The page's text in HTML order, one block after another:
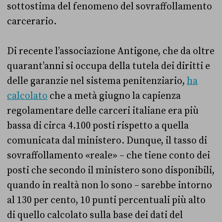
sottostima del fenomeno del sovraffollamento
carcerario.
Di recente l’associazione Antigone, che da oltre
quarant’anni si occupa della tutela dei diritti e
delle garanzie nel sistema penitenziario, ha
calcolato che a metà giugno la capienza
regolamentare delle carceri italiane era più
bassa di circa 4.100 posti rispetto a quella
comunicata dal ministero. Dunque, il tasso di
sovraffollamento «reale» – che tiene conto dei
posti che secondo il ministero sono disponibili,
quando in realtà non lo sono – sarebbe intorno
al 130 per cento, 10 punti percentuali più alto
di quello calcolato sulla base dei dati del